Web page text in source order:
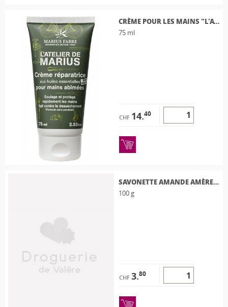
CRÈME POUR LES MAINS "L'ATELIER DE MARIUS"
75 ml
CHF 14.40
SAVONETTE AMANDE AMÈRE 100 G
100 g
CHF 3.80